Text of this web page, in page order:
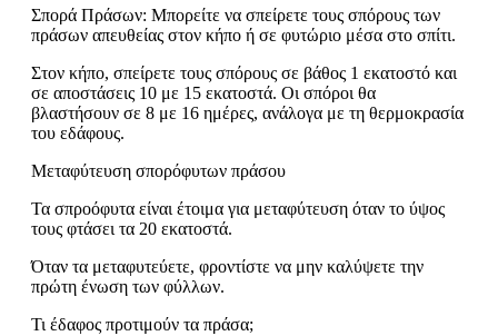
Σπορά Πράσων: Μπορείτε να σπείρετε τους σπόρους των
πράσων απευθείας στον κήπο ή σε φυτώριο μέσα στο σπίτι.
Στον κήπο, σπείρετε τους σπόρους σε βάθος 1 εκατοστό και
σε αποστάσεις 10 με 15 εκατοστά. Οι σπόροι θα
βλαστήσουν σε 8 με 16 ημέρες, ανάλογα με τη θερμοκρασία
του εδάφους.
Μεταφύτευση σπορόφυτων πράσου
Τα σπροόφυτα είναι έτοιμα για μεταφύτευση όταν το ύψος
τους φτάσει τα 20 εκατοστά.
Όταν τα μεταφυτεύετε, φροντίστε να μην καλύψετε την
πρώτη ένωση των φύλλων.
Τι έδαφος προτιμούν τα πράσα;